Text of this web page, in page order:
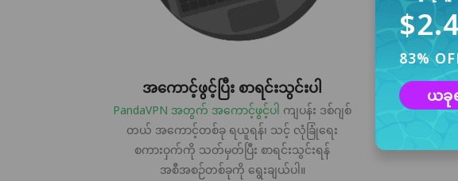
အကောင့်ဖွင့်ပြီး စာရင်းသွင်းပါ
PandaVPN အတွက် အကောင့်ဖွင့်ပါ ကျပန်း ဒစ်ဂျစ်
တယ် အကောင့်တစ်ခု ရယူရန်၊ သင့် လုံခြုံရေး
စကားဝှက်ကို သတ်မှတ်ပြီး စာရင်းသွင်းရန်
အစီအစဉ်တစ်ခုကို ရွေးချယ်ပါ။
ဒ
Linux
"အခမဲ့
83%
ယခု